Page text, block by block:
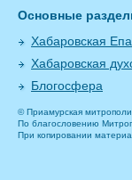
Основные
Хабаровская
Хабаровская
Блогосфера
© Приамурская
По благословению
При копировании